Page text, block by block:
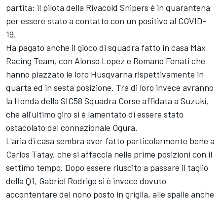
partita: il pilota della Rivacold Snipers è in quarantena
per essere stato a contatto con un positivo al COVID-
19.
Ha pagato anche il gioco di squadra fatto in casa Max
Racing Team, con Alonso Lopez e Romano Fenati che
hanno piazzato le loro Husqvarna rispettivamente in
quarta ed in sesta posizione. Tra di loro invece avranno
la Honda della SIC58 Squadra Corse affidata a Suzuki,
che all'ultimo giro si è lamentato di essere stato
ostacolato dal connazionale Ogura.
L'aria di casa sembra aver fatto particolarmente bene a
Carlos Tatay, che si affaccia nelle prime posizioni con il
settimo tempo. Dopo essere riuscito a passare il taglio
della Q1, Gabriel Rodrigo si è invece dovuto
accontentare del nono posto in griglia, alle spalle anche